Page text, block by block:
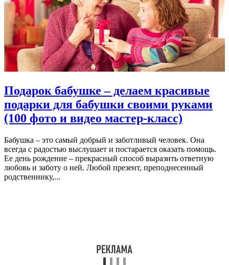
Подарок бабушке – делаем красивые
подарки для бабушки своими руками
(100 фото и видео мастер-класс)
Бабушка – это самый добрый и заботливый человек. Она
всегда с радостью выслушает и постарается оказать помощь.
Ее день рождение – прекрасный способ выразить ответную
любовь и заботу о ней. Любой презент, преподнесенный
родственнику,...